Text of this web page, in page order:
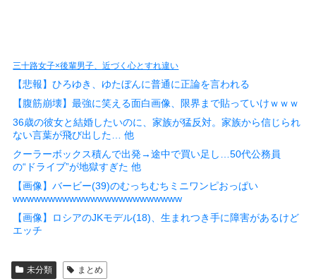
三十路女子×後輩男子、近づく心とすれ違い
【悲報】ひろゆき、ゆたぼんに普通に正論を言われる
【腹筋崩壊】最強に笑える面白画像、限界まで貼っていけｗｗｗ
36歳の彼女と結婚したいのに、家族が猛反対。家族から信じられ
ない言葉が飛び出した… 他
クーラーボックス積んで出発→途中で買い足し…50代公務員
の“ドライブ”が地獄すぎた 他
【画像】バービー(39)のむっちむちミニワンピおっぱい
wwwwwwwwwwwwwwwwwwwwwwww
【画像】ロシアのJKモデル(18)、生まれつき手に障害があるけど
エッチ
未分類 まとめ